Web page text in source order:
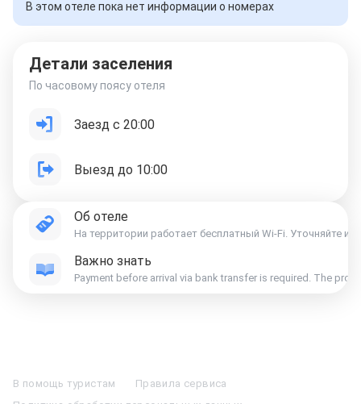
В этом отеле пока нет информации о номерах
Детали заселения
По часовому поясу отеля
Заезд с 20:00
Выезд до 10:00
Об отеле
На территории работает бесплатный Wi-Fi. Уточняйте
Важно знать
Payment before arrival via bank transfer is required. The
Отели в КазаниОтели в Нижнем Новгороде
В помощь туристам
Правила сервиса